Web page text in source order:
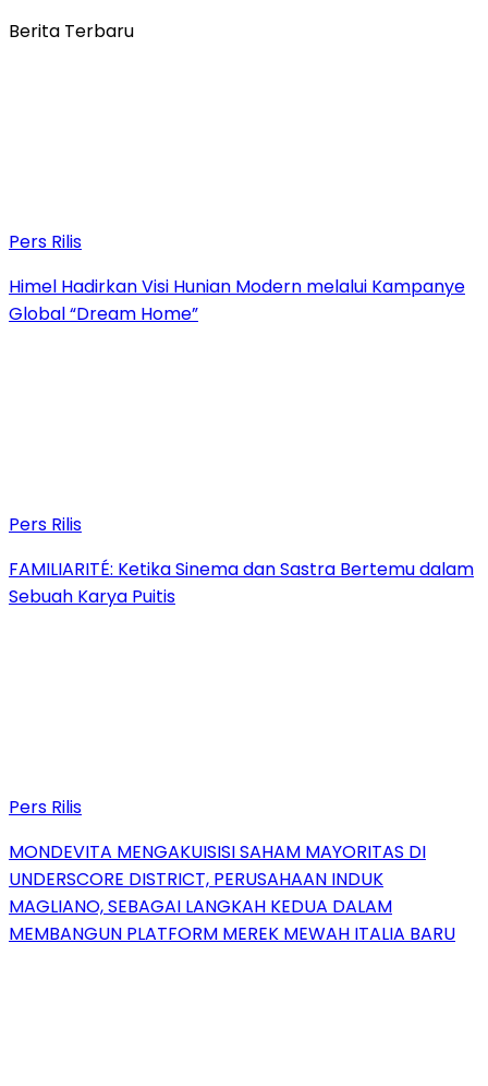
Berita Terbaru
Pers Rilis
Himel Hadirkan Visi Hunian Modern melalui Kampanye
Global “Dream Home”
Pers Rilis
FAMILIARITÉ: Ketika Sinema dan Sastra Bertemu dalam
Sebuah Karya Puitis
Pers Rilis
MONDEVITA MENGAKUISISI SAHAM MAYORITAS DI
UNDERSCORE DISTRICT, PERUSAHAAN INDUK
MAGLIANO, SEBAGAI LANGKAH KEDUA DALAM
MEMBANGUN PLATFORM MEREK MEWAH ITALIA BARU